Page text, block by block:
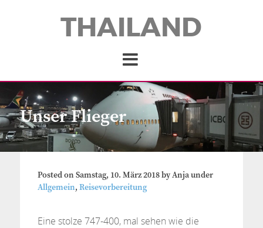
THAILAND
Unser Flieger
Posted on Samstag, 10. März 2018byAnjaunder
Allgemein, Reisevorbereitung
Eine stolze 747-400, mal sehen wie die